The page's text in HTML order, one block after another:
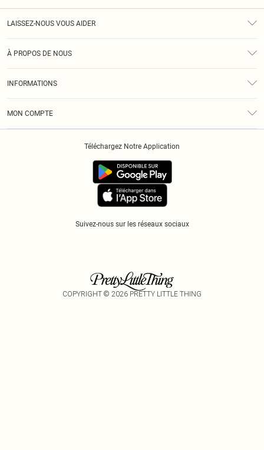
LAISSEZ-NOUS VOUS AIDER
À PROPOS DE NOUS
INFORMATIONS
MON COMPTE
Suivez-nous sur les réseaux sociaux
Téléchargez Notre Application
COPYRIGHT © 2026 PRETTY LITTLE THING